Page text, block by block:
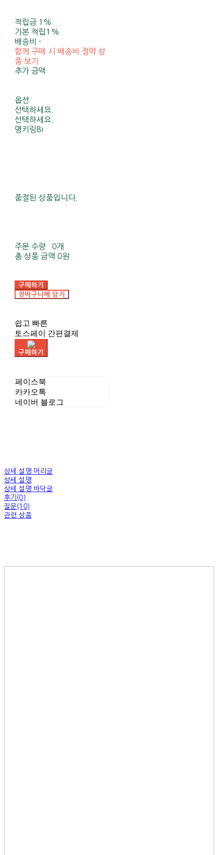
적립금 1%
기본 적립 1%
배송비-
함께 구매 시 배송비 절약 상
품 보기
추가 금액
옵션
선택하세요.
선택하세요.
명키링Bi
품절된 상품입니다.
주문 수량
0개
총 상품 금액 0원
구매하기
장바구니에 담기
쉽고 빠른
토스페이 간편결제
구매하기
페이스북
카카오톡
네이버 블로그
상세 설명 머리글
상세 설명
상세 설명 바닥글
후기(0)
질문(10)
관련 상품